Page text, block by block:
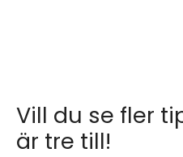
Vill du se fler
är tre till!